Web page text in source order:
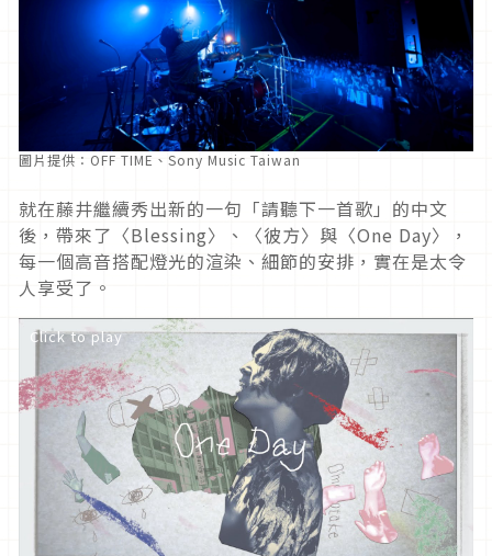
圖片提供：OFF TIME、Sony Music Taiwan
就在藤井繼續秀出新的一句「請聽下一首歌」的中文
後，帶來了〈Blessing〉、〈彼方〉與〈One Day〉，
每一個高音搭配燈光的渲染、細節的安排，實在是太令
人享受了。
Click to play